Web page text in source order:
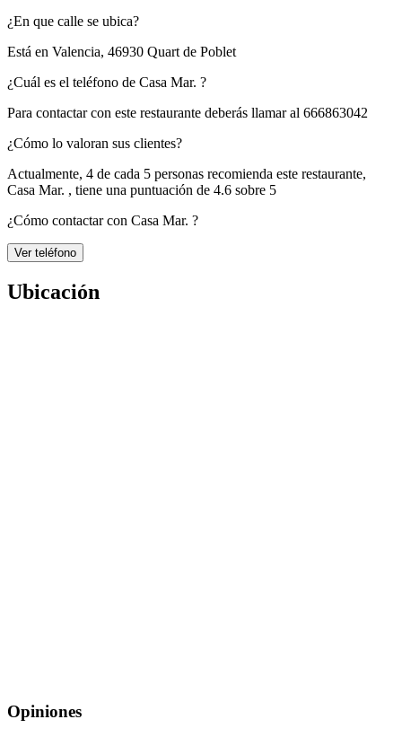
¿En que calle se ubica?
Está en Valencia, 46930 Quart de Poblet
¿Cuál es el teléfono de Casa Mar. ?
Para contactar con este restaurante deberás llamar al 666863042
¿Cómo lo valoran sus clientes?
Actualmente, 4 de cada 5 personas recomienda este restaurante,
Casa Mar. , tiene una puntuación de 4.6 sobre 5
¿Cómo contactar con Casa Mar. ?
Ver teléfono
Ubicación
Opiniones